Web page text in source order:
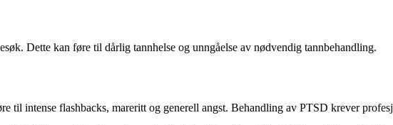
Dette kan føre til dårlig tannhelse og unngåelse av nødvendig tannbehandling.
til intense flashbacks, mareritt og generell angst. Behandling av PTSD krever